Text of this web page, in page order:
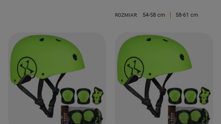
ROZMIAR: 54-58 cm 58-61 cm